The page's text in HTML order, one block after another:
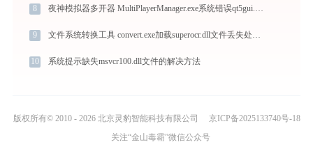
8 夜神模拟器多开器 MultiPlayerManager.exe系统错误qt5gui.dll丢失如何解决
9 文件系统转换工具 convert.exe加载superocr.dll文件丢失处理办法
10 系统提示缺失msvcr100.dll文件的解决方法
版权所有© 2010 - 2026 北京灵豹智能科技有限公司
京ICP备2025133740号-18
关注“金山毒霸”微信公众号